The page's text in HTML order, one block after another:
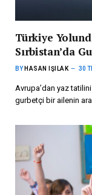
Türkiye
Sırbistan’da
BY HASAN IŞILAK 30
Avrupa’dan yaz
gurbetçi bir ailenin